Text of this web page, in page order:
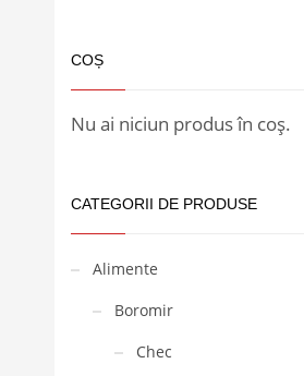
COȘ
Nu ai niciun produs în coș.
CATEGORII DE PRODUSE
Alimente
Boromir
Chec